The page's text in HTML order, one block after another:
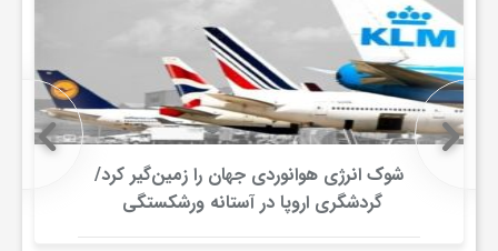
شوک انرژی هوانوردی جهان را زمین‌گیر کرد/
گردشگری اروپا در آستانه ورشکستگی